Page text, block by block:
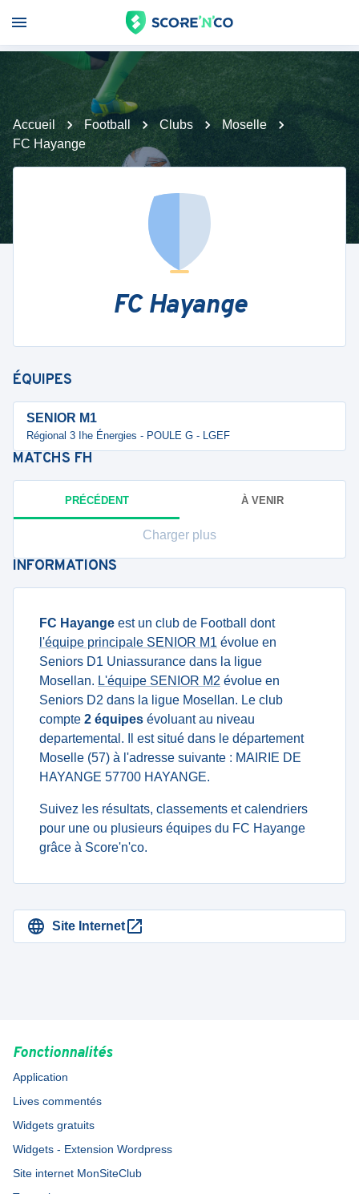
Accueil Football Clubs
Moselle
FC Hayange
FC Hayange
ÉQUIPES
SENIOR M1
Régional 3 Ihe Énergies - POULE G - LGEF
MATCHS FH
PRÉCÉDENT À VENIR
Charger plus
INFORMATIONS
FC Hayange est un club de Football dont
l'équipe principale SENIOR M1 évolue en
Seniors D1 Uniassurance dans la ligue
Mosellan. L'équipe SENIOR M2 évolue en
Seniors D2 dans la ligue Mosellan. Le club
compte 2 équipes évoluant au niveau
departemental. Il est situé dans le département
Moselle (57) à l'adresse suivante : MAIRIE DE
HAYANGE 57700 HAYANGE.
Suivez les résultats, classements et calendriers
pour une ou plusieurs équipes du FC Hayange
grâce à Score'n'co.
Site Internet
Fonctionnalités
Application
Lives commentés
Widgets gratuits
Widgets - Extension Wordpress
Site internet MonSiteClub